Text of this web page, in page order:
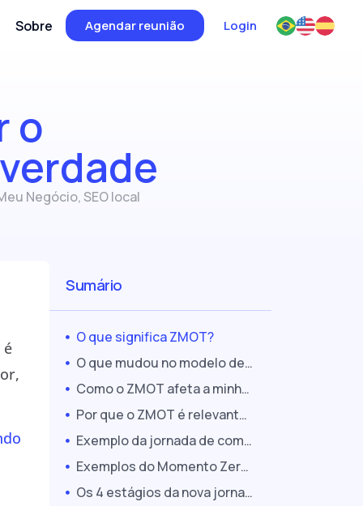
Sobre Agendar reunião Login
o
Negócio, SEO local
é
Sumário
O que significa ZMOT?
O que mudou no modelo de decisão de compra com o ZMOT
Como o ZMOT afeta a minha estratégia de marketing?
Por que o ZMOT é relevante para varejistas
Exemplo da jornada de compra com o ZMOT
Exemplos do Momento Zero da Verdade durante a jornada de compra
Os 4 estágios da nova jornada de compra com o ZMOT